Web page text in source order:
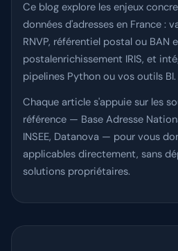
Blog
Glossaire
Se connecter
Ce blog explore les enjeux
données d'adresses en France :
RNVP, référentiel postal ou BAN
postalenrichissement IRIS, et
pipelines Python ou vos outils BI.
Chaque article s'appuie sur les
référence — Base Adresse
INSEE, Datanova — pour vous
applicables directement, sans
solutions propriétaires.